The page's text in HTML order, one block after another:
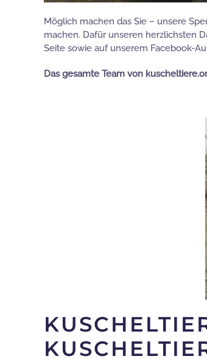
Möglich machen das Sie – unsere
machen. Dafür unseren herzlichsten
Seite sowie auf unserem Facebook-
Das gesamte Team von